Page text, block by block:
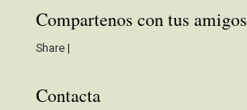
Compartenos con tus amigos
Share |
Contacta